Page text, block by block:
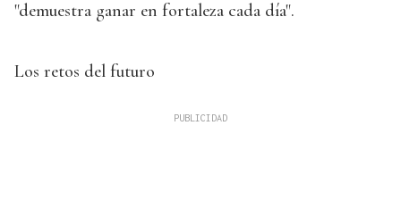
"demuestra ganar en fortaleza cada día".
Los retos del futuro